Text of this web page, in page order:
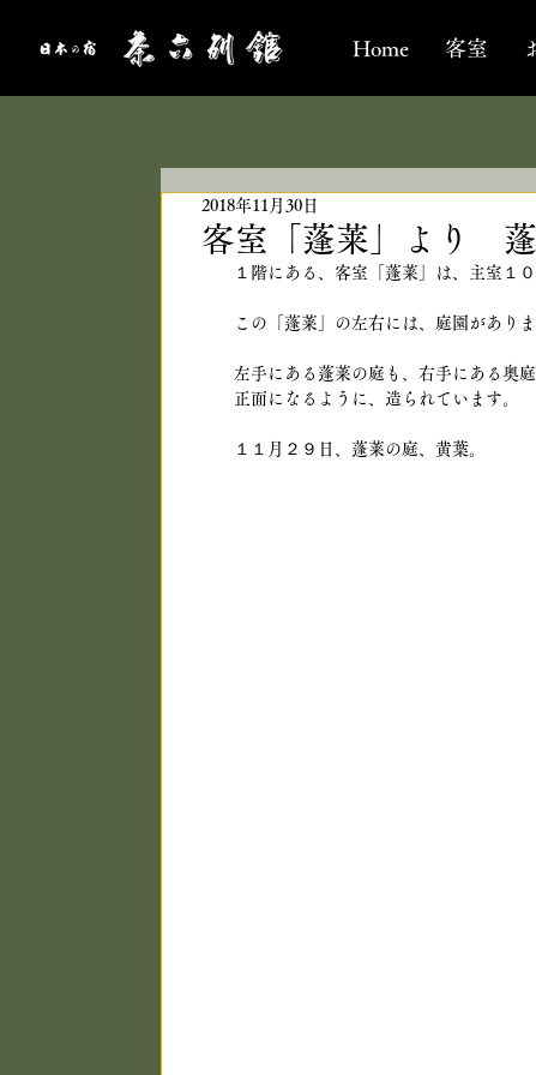
Home 客室
客室「蓬莱」より
2018年11月30日
１階にある、客室「蓬莱」は、主室１
この「蓬莱」の左右には、庭園がありま
左手にある蓬莱の庭も、右手にある奥
正面になるように、造られています。
１１月２９日、蓬莱の庭、黄葉。